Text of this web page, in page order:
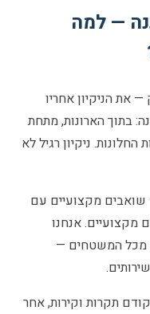
— למה
את הניקיון אחריו
בתוך הארונות, מתחת
ניקיון רגיל לא
שואבים מקצועיים עם
מקצועיים. אנחנו
מכל המשטחים —
תקרות וקירות, אחר